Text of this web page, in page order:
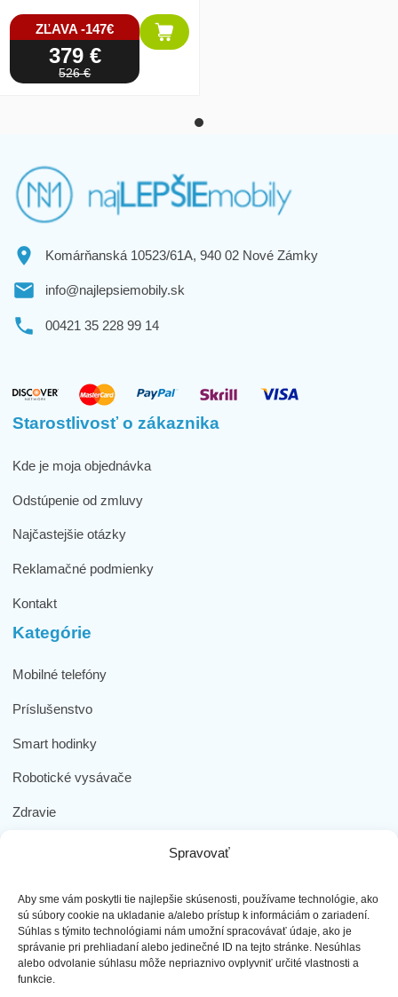
Spravovať
Aby sme vám poskytli tie najlepšie skúsenosti, používame technológie, ako
sú súbory cookie na ukladanie a/alebo prístup k informáciám o zariadení.
Súhlas s týmito technológiami nám umožní spracovávať údaje, ako je
správanie pri prehliadaní alebo jedinečné ID na tejto stránke. Nesúhlas
alebo odvolanie súhlasu môže nepriaznivo ovplyvniť určité vlastnosti a
funkcie.
ZĽAVA -147€
379 €
526 €
Komárňanská 10523/61A, 940 02 Nové Zámky
info@najlepsiemobily.sk
00421 35 228 99 14
Starostlivosť o zákaznika
Kde je moja objednávka
Odstúpenie od zmluvy
Najčastejšie otázky
Reklamačné podmienky
Kontakt
Kategórie
Mobilné telefóny
Príslušenstvo
Smart hodinky
Robotické vysávače
Zdravie
Dôležité odkazy
Obchodné podmienky
Ochrana osobných údajov